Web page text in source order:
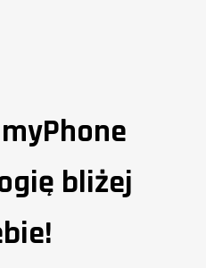
bliżej